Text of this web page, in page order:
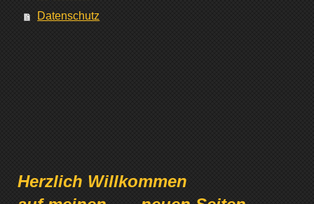
Datenschutz
Herzlich Willkommen